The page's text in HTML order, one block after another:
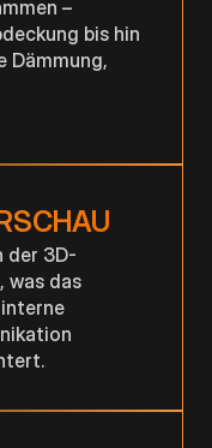
–
bis hin
Dämmung,
der 3D-
was das